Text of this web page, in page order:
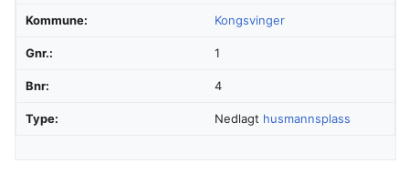
Kommune: Kongsvinger
Gnr.: 1
Bnr: 4
Type: Nedlagt husmannsplass